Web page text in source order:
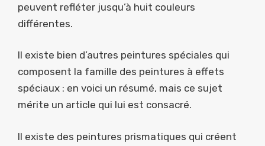
peuvent refléter jusqu’à huit couleurs
différentes.
Il existe bien d’autres peintures spéciales qui
composent la famille des peintures à effets
spéciaux : en voici un résumé, mais ce sujet
mérite un article qui lui est consacré.
Il existe des peintures prismatiques qui créent